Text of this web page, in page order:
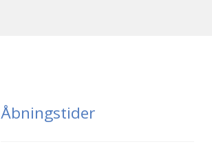
Åbningstider